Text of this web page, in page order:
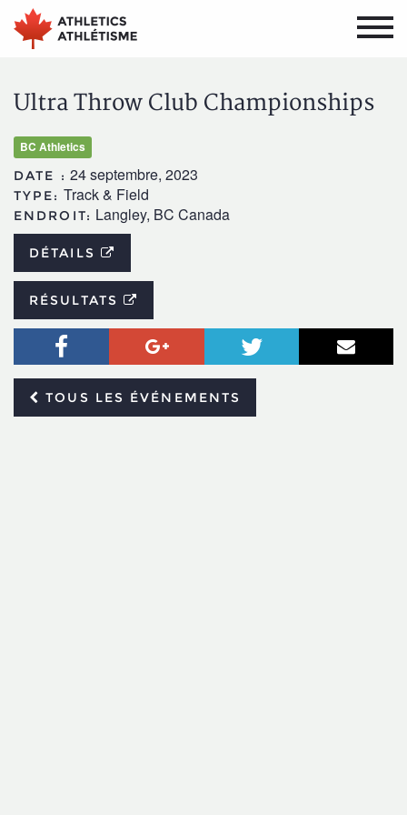
Aller
au
menu
Aller
au
contenu
Ultra Throw Club Championships
BC Athletics
DATE : 24 septembre, 2023
TYPE: Track & Field
ENDROIT: Langley, BC Canada
DÉTAILS
RÉSULTATS
Facebook Google+ Twitter
TOUS LES ÉVÉNEMENTS